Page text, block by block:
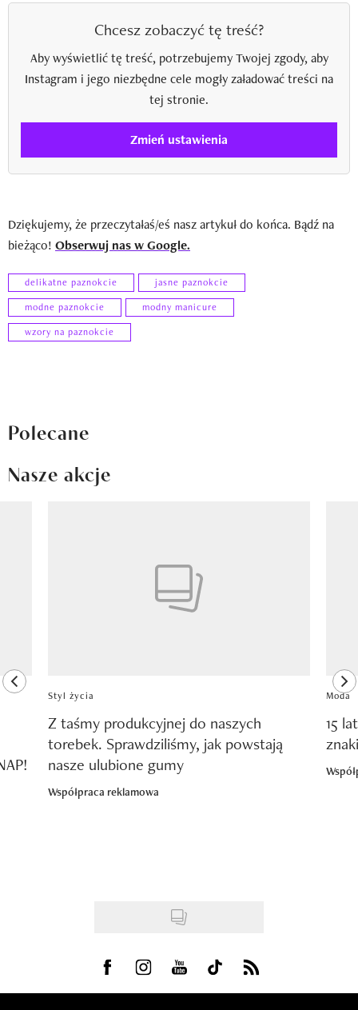
Chcesz zobaczyć tę treść?
Aby wyświetlić tę treść, potrzebujemy Twojej zgody, aby
Instagram i jego niezbędne cele mogły załadować treści na
tej stronie.
Zmień ustawienia
Dziękujemy, że przeczytałaś/eś nasz artykuł do końca. Bądź na
bieżąco! Obserwuj nas w Google.
delikatne paznokcie
jasne paznokcie
modne paznokcie
modny manicure
wzory na paznokcie
Polecane
Nasze akcje
previous element
Styl życia
Z taśmy produkcyjnej do naszych
torebek. Sprawdziliśmy, jak powstają
nasze ulubione gumy
Współpraca reklamowa
Moda
15
Visit us on Facebook
Visit us on Instagram
Visit us on Youtube
Visit us on Tiktok
Visit us on Rss